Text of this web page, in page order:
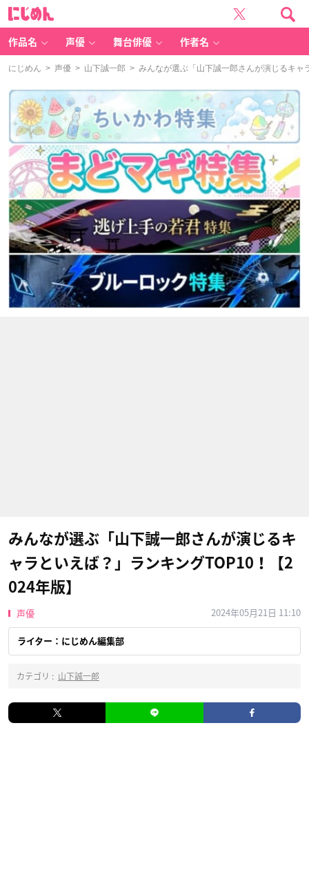
作品名 声優 舞台俳優 作者名
にじめん > 声優 > 山下誠一郎 > みんなが選ぶ「山下誠一郎さんが演じるキ
みんなが選ぶ「山下誠一郎さんが演じるキ
ャラといえば？」ランキングTOP10！【2
024年版】
声優 2024年05月21日 11:10
ライター：にじめん編集部
カテゴリ : 山下誠一郎